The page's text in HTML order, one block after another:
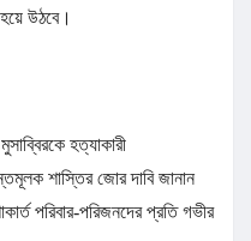
উঠবে।
হত্যাকারী
শাস্তির জোর দাবি জানান
পরিবার-পরিজনদের প্রতি গভীর